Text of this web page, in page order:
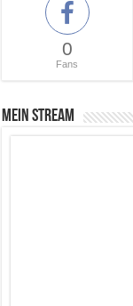
0
Fans
Mein Stream